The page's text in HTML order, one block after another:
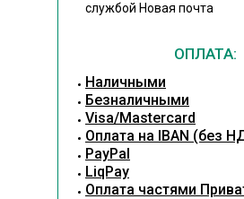
службой Новая почта
ОПЛАТА:
Наличными
Безналичными
Visa/Mastercard
Оплата на IBAN (без
PayPal
LiqPay
Оплата частями